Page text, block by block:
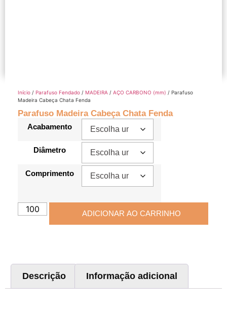
Início / Parafuso Fendado / MADEIRA / AÇO CARBONO (mm) / Parafuso
Madeira Cabeça Chata Fenda
Parafuso Madeira Cabeça Chata Fenda
Acabamento
Diâmetro
Comprimento
ADICIONAR AO CARRINHO
Descrição Informação adicional